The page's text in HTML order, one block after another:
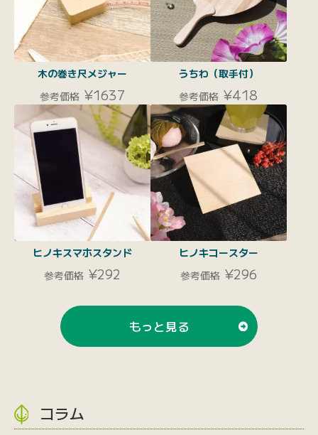
木の巻き尺メジャー
参考価格 ¥1637
うちわ（取手付）
参考価格 ¥418
ヒノキスマホスタンド
参考価格 ¥292
ヒノキコースター
参考価格 ¥296
もっと見る
コラム